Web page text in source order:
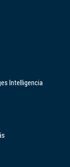
Intelligencia